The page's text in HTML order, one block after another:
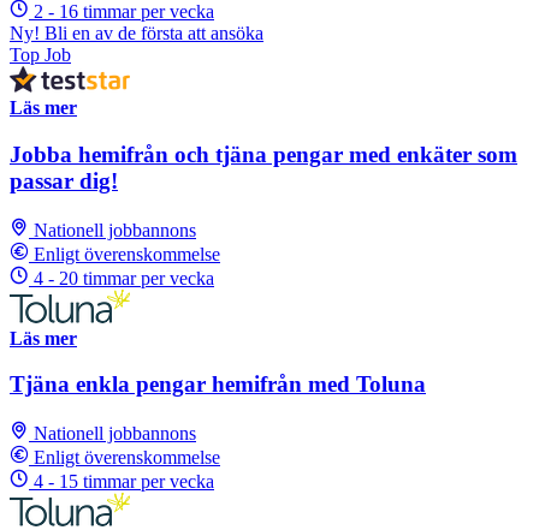
2 - 16 timmar per vecka
Ny! Bli en av de första att ansöka
Top Job
Läs mer
Jobba hemifrån och tjäna pengar med enkäter som
passar dig!
Nationell jobbannons
Enligt överenskommelse
4 - 20 timmar per vecka
Läs mer
Tjäna enkla pengar hemifrån med Toluna
Nationell jobbannons
Enligt överenskommelse
4 - 15 timmar per vecka